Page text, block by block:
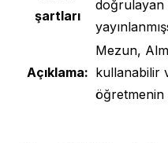
şartları
doğrulayan
Açıklama:
Mezun,
kullanabilir
öğretmenin